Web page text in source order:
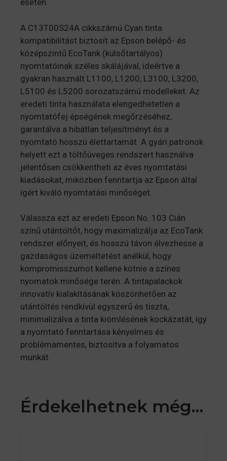
esetén.
A C13T00S24A cikkszámú Cyan tinta
kompatibilitást biztosít az Epson belépő- és
középszintű EcoTank (külsőtartályos)
nyomtatóinak széles skálájával, ideértve a
gyakran használt L1100, L1200, L3100, L3200,
L5100 és L5200 sorozatszámú modelleket. Az
eredeti tinta használata elengedhetetlen a
nyomtatófej épségének megőrzéséhez,
garantálva a hibátlan teljesítményt és a
nyomtató hosszú élettartamát. A gyári patronok
helyett ezt a töltőüveges rendszert használva
jelentősen csökkentheti az éves nyomtatási
kiadásokat, miközben fenntartja az Epson által
ígért kiváló nyomtatási minőséget.
Válassza ezt az eredeti Epson No. 103 Cián
színű utántöltőt, hogy maximalizálja az EcoTank
rendszer előnyeit, és hosszú távon élvezhesse a
gazdaságos üzemeltetést anélkül, hogy
kompromisszumot kellene kötnie a színes
nyomatok minősége terén. A tintapalackok
innovatív kialakításának köszönhetően az
utántöltés rendkívül egyszerű és tiszta,
minimalizálva a tinta kiömlésének kockázatát, így
a nyomtató fenntartása kényelmes és
problémamentes, biztosítva a folyamatos
munkát.
Érdekelhetnek még…